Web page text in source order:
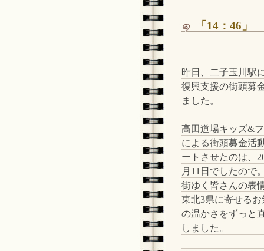
「14：46」
昨日、二子玉川駅
復興支援の街頭募
ました。
高田道場キッズ&
による街頭募金活
ートさせたのは、
月11日でしたので
街ゆく皆さんの表
東北3県に寄せるお
の温かさをずっと
しました。